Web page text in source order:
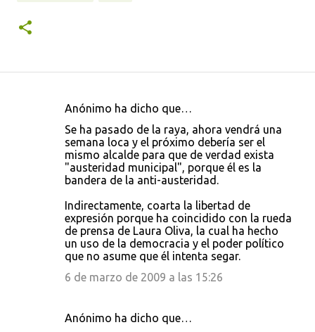
Anónimo ha dicho que…
Se ha pasado de la raya, ahora vendrá una
semana loca y el próximo debería ser el
mismo alcalde para que de verdad exista
"austeridad municipal", porque él es la
bandera de la anti-austeridad.
Indirectamente, coarta la libertad de
expresión porque ha coincidido con la rueda
de prensa de Laura Oliva, la cual ha hecho
un uso de la democracia y el poder político
que no asume que él intenta segar.
6 de marzo de 2009 a las 15:26
Anónimo ha dicho que…